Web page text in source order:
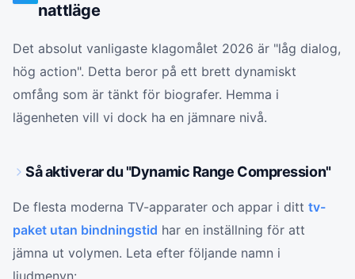
nattläge
Det absolut vanligaste klagomålet 2026 är "låg dialog,
hög action". Detta beror på ett brett dynamiskt
omfång som är tänkt för biografer. Hemma i
lägenheten vill vi dock ha en jämnare nivå.
Så aktiverar du "Dynamic Range Compression"
De flesta moderna TV-apparater och appar i ditt tv-
paket utan bindningstid har en inställning för att
jämna ut volymen. Leta efter följande namn i
ljudmenyn: